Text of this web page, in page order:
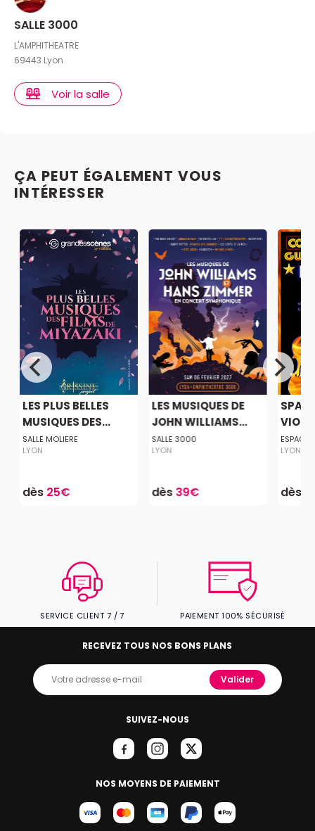
SALLE 3000
L'AMPHITHEATRE
69443 Lyon
Voir la salle
ÇA PEUT ÉGALEMENT VOUS
INTÉRESSER
LES PLUS BELLES
MUSIQUES DES...
SALLE MOLIERE
LYON
dès 25€
LES MUSIQUES DE
JOHN WILLIAMS...
SALLE 3000
LYON
dès39€
ESPACE
LYON
dès
SERVICE CLIENT 7 / 7 PAIEMENT 100% SÉCURISÉ
SUIVEZ-NOUS
NOS MOYENS DE PAIEMENT
RECEVEZ TOUS NOS BONS PLANS
Valider